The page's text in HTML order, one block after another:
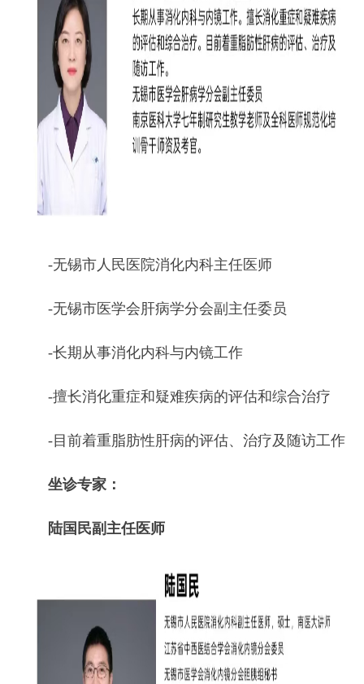
无锡市人民医院消化内科主任医师
无锡市医学会肝病学分会副主任委员
- 长期从事消化内科与内镜工作
-擅长消化重症和疑难疾病的评估和综合治疗
目前着重脂肪性肝病的评估、治疗及随访工作
坐诊专家：
无锡市人民医院消化内科副主任医师，硕士，